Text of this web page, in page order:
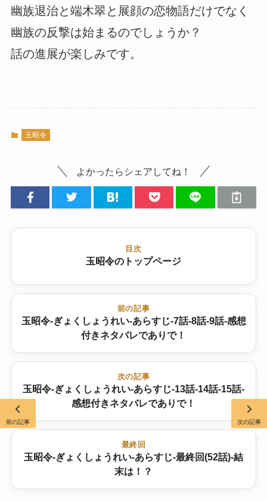
幽族退治と端木翠と展顔の恋物語だけでなく
幽族の反撃は始まるのでしょうか？
話の進展が楽しみです。
玉昭令
よかったらシェアしてね！
目次
玉昭令のトップページ
前の記事
玉昭令-ぎょくしょうれい-あらすじ-7話-8話-9話-感想
付きネタバレでありで！
次の記事
玉昭令-ぎょくしょうれい-あらすじ-13話-14話-15話-
感想付きネタバレでありで！
最終回
玉昭令-ぎょくしょうれい-あらすじ-最終回(52話)-結
末は！？
前の記事 次の記事